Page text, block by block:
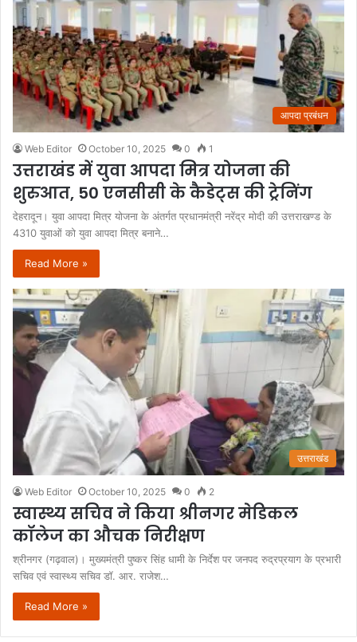
आपदा प्रबंधन
Web Editor October 10, 2025 0 1
उत्तराखंड में युवा आपदा मित्र योजना की
शुरुआत, 50 एनसीसी के कैडेट्स की ट्रेनिंग
देहरादून। युवा आपदा मित्र योजना के अंतर्गत प्रधानमंत्री नरेंद्र मोदी की उत्तराखण्ड के
4310 युवाओं को युवा आपदा मित्र बनाने…
Read More »
उत्तराखंड
Web Editor October 10, 2025 0 2
स्वास्थ्य सचिव ने किया श्रीनगर मेडिकल
कॉलेज का औचक निरीक्षण
श्रीनगर (गढ़वाल)। मुख्यमंत्री पुष्कर सिंह धामी के निर्देश पर जनपद रुद्रप्रयाग के प्रभारी
सचिव एवं स्वास्थ्य सचिव डॉ. आर. राजेश…
Read More »